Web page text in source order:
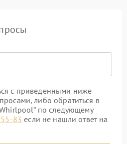
с приведенными ниже
либо обратиться в
по следующему
83 если не нашли ответ на